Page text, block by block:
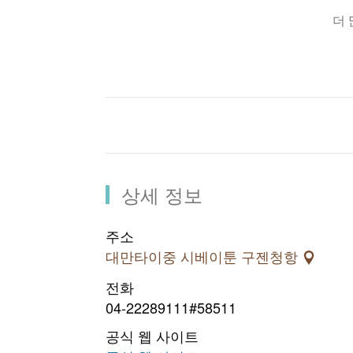
오는 아스팔트 도로에서 시 작한다.
더
상세 정보
주소
대만타이중 시베이툰 구젠청항
전화
04-22289111#58511
공식 웹 사이트